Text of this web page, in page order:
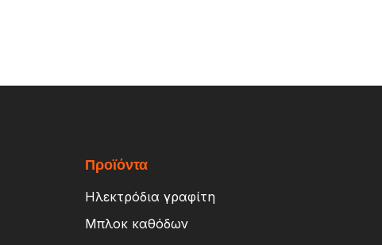
Προϊόντα
Ηλεκτρόδια γραφίτη
Μπλοκ καθόδων